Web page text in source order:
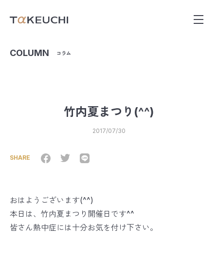
COLUMN コラム
竹内夏まつり(^^)
2017/07/30
SHARE
おはようございます(^^)
本日は、竹内夏まつり開催日です^^
皆さん熱中症には十分お気を付け下さい。